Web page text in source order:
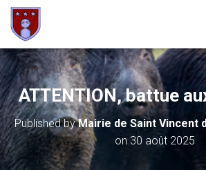
ATTENTION, battue
Published byMairie de Saint Vincent
on 30 août 2025